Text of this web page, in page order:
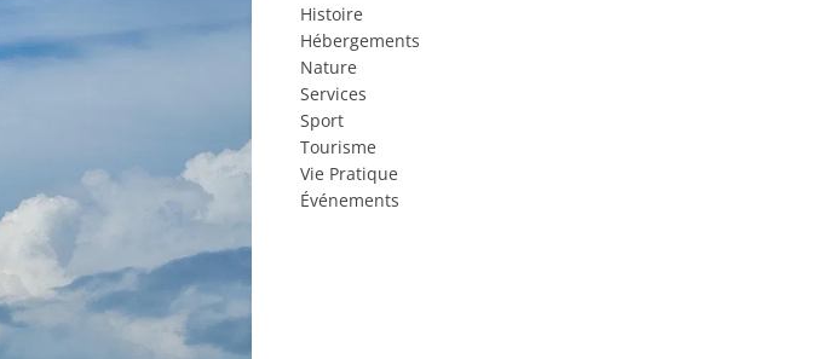
Histoire
Hébergements
Nature
Services
Sport
Tourisme
Vie Pratique
Événements